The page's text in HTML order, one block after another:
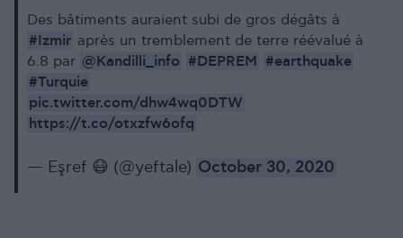
Des bâtiments auraient subi de gros dégâts à
#Izmir après un tremblement de terre réévalué à
6.8 par @Kandilli_info #DEPREM #earthquake
#Turquie
pic.twitter.com/dhw4wq0DTW
https://t.co/otxzfw6ofq
— Eşref 😷 (@yeftale) October 30, 2020